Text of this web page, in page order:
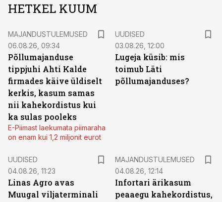
HETKEL KUUM
MAJANDUSTULEMUSED
06.08.26, 09:34
Põllumajanduse
tippjuhi Ahti Kalde
firmades käive üldiselt
kerkis, kasum samas
nii kahekordistus kui
ka sulas pooleks
E-Piimast laekumata piimaraha
on enam kui 1,2 miljonit eurot
UUDISED
03.08.26, 12:00
Lugeja küsib: mis
toimub Läti
põllumajanduses?
UUDISED
04.08.26, 11:23
Linas Agro avas
Muugal viljaterminali
MAJANDUSTULEMUSED
04.08.26, 12:14
Infortari ärikasum
peaaegu kahekordistus,